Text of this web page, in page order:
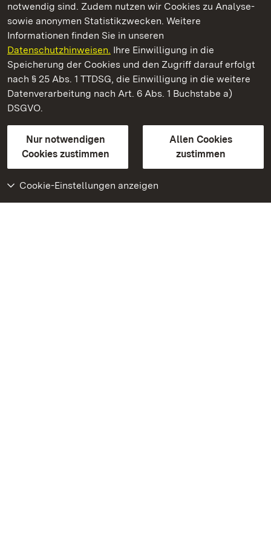
notwendig sind. Zudem nutzen wir Cookies zu Analyse-
sowie anonymen Statistikzwecken. Weitere
Informationen finden Sie in unseren
Datenschutzhinweisen. Ihre Einwilligung in die
Speicherung der Cookies und den Zugriff darauf erfolgt
nach § 25 Abs. 1 TTDSG, die Einwilligung in die weitere
Datenverarbeitung nach Art. 6 Abs. 1 Buchstabe a)
DSGVO.
Nur notwendigen
Cookies zustimmen
Allen Cookies
zustimmen
Cookie-Einstellungen anzeigen
Kloster und Schloss Bebenhausen
Staatliche Schlösser und Gärten Baden-Württemberg
Kontakt
GebärdenspracheLeichte Sprache
Erklärung zur Barrierefreiheit
BITV-konform (geprüfte Seiten)
Weiteres